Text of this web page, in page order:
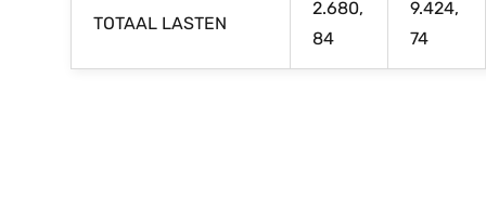
TOTAAL LASTEN
2.680,
84
9.424,
74